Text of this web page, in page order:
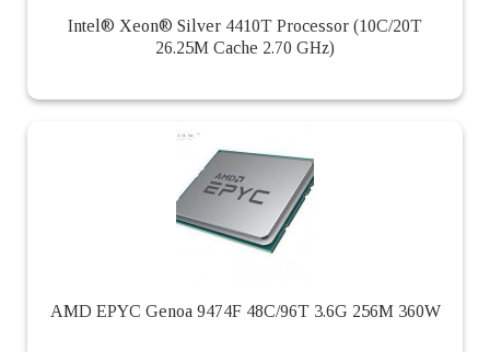
Intel® Xeon® Silver 4410T Processor (10C/20T
26.25M Cache 2.70 GHz)
AMD EPYC Genoa 9474F 48C/96T 3.6G 256M 360W